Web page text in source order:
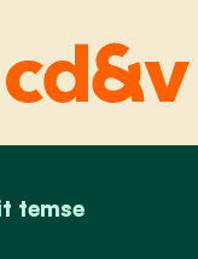
temse
groene oase